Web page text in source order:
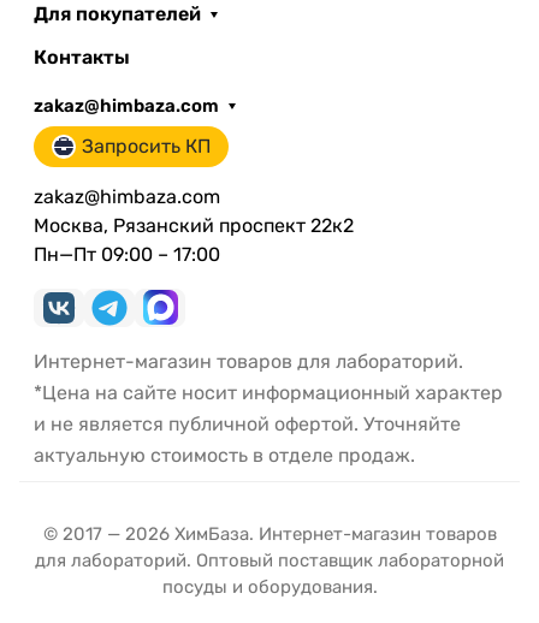
Для покупателей
Контакты
zakaz@himbaza.com
Запросить КП
zakaz@himbaza.com
Москва, Рязанский проспект 22к2
Пн—Пт 09:00 – 17:00
Интернет-магазин товаров для лабораторий.
*Цена на сайте носит информационный характер
и не является публичной офертой. Уточняйте
актуальную стоимость в отделе продаж.
© 2017 — 2026 ХимБаза. Интернет-магазин товаров
для лабораторий. Оптовый поставщик лабораторной
посуды и оборудования.